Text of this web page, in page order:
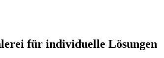
für individuelle Lösungen